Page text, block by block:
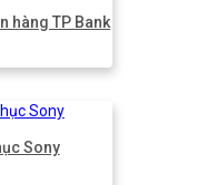
hàng TP Bank
Sony